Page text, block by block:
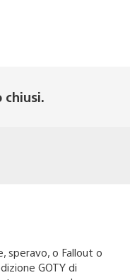
chiusi.
speravo, o Fallout o
GOTY di